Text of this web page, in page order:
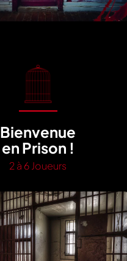
Bienvenue
en Prison !
2 à 6 Joueurs